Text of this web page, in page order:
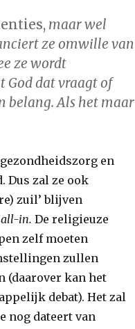
maar wel
ze omwille van
ze wordt
God dat vraagt of
belang. Als het maar
en
Dus zal ze ook
zuil’ blijven
all-in. De religieuze
zelf moeten
zullen
(daarover kan het
debat). Het zal
nog dateert van